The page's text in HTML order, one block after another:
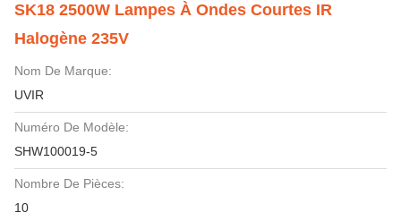
SK18 2500W Lampes À Ondes Courtes IR
Halogène 235V
Nom De Marque:
UVIR
Numéro De Modèle:
SHW100019-5
Nombre De Pièces:
10